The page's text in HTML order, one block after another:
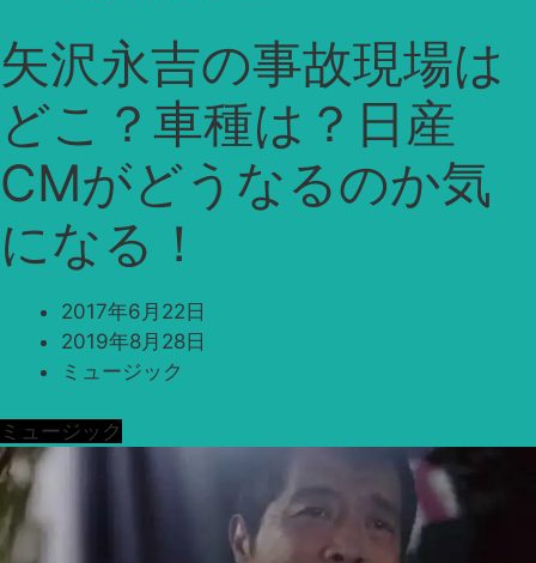
矢沢永吉の事故現場は
どこ？車種は？日産
CMがどうなるのか気
になる！
2017年6月22日
2019年8月28日
ミュージック
ミュージック